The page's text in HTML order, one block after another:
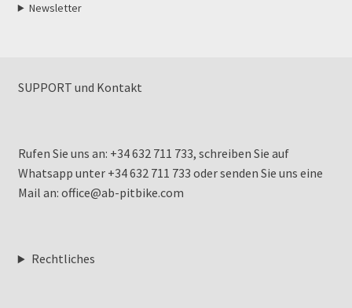
Newsletter
SUPPORT und Kontakt
Rufen Sie uns an: +34 632 711 733, schreiben Sie auf
Whatsapp unter +34 632 711 733 oder senden Sie uns eine
Mail an: office@ab-pitbike.com
Rechtliches